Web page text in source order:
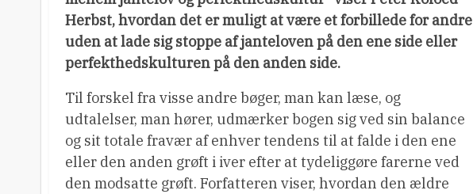
Herbst, hvordan det er muligt at være et forbillede for andre
uden at lade sig stoppe af janteloven på den ene side eller
perfekthedskulturen på den anden side.
Til forskel fra visse andre bøger, man kan læse, og
udtalelser, man hører, udmærker bogen sig ved sin balance
og sit totale fravær af enhver tendens til at falde i den ene
eller den anden grøft i iver efter at tydeliggøre farerne ved
den modsatte grøft. Forfatteren viser, hvordan den ældre